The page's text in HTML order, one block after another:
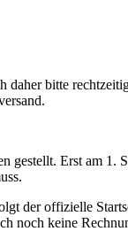
bitte
Erst am
der offizielle
noch keine